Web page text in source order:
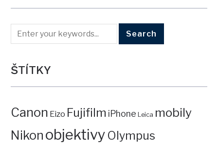
ŠTÍTKY
Canon Eizo Fujifilm iPhone Leica mobily
Nikon objektivy Olympus